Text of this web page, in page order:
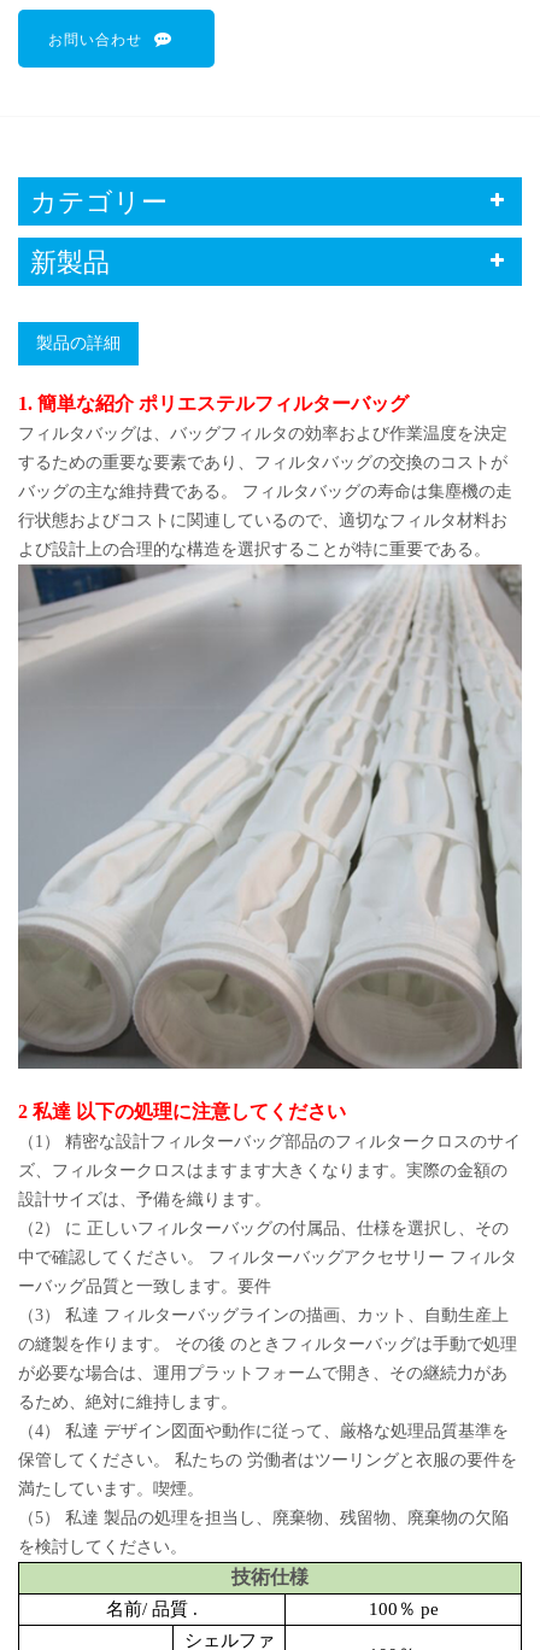
お問い合わせ
カテゴリー
新製品
製品の詳細
1. 簡単な紹介 ポリエステルフィルターバッグ
フィルタバッグは、バッグフィルタの効率および作業温度を決定
するための重要な要素であり、フィルタバッグの交換のコストが
バッグの主な維持費である。 フィルタバッグの寿命は集塵機の走
行状態およびコストに関連しているので、適切なフィルタ材料お
よび設計上の合理的な構造を選択することが特に重要である。
2 私達 以下の処理に注意してください
（1） 精密な設計フィルターバッグ部品のフィルタークロスのサイ
ズ、フィルタークロスはますます大きくなります。実際の金額の
設計サイズは、予備を織ります。
（2） に 正しいフィルターバッグの付属品、仕様を選択し、その
中で確認してください。 フィルターバッグアクセサリー フィルタ
ーバッグ品質と一致します。要件
（3） 私達 フィルターバッグラインの描画、カット、自動生産上
の縫製を作ります。 その後 のときフィルターバッグは手動で処理
が必要な場合は、運用プラットフォームで開き、その継続力があ
るため、絶対に維持します。
（4） 私達 デザイン図面や動作に従って、厳格な処理品質基準を
保管してください。 私たちの 労働者はツーリングと衣服の要件を
満たしています。喫煙。
（5） 私達 製品の処理を担当し、廃棄物、残留物、廃棄物の欠陥
を検討してください。
技術仕様
名前/ 品質 .
100％ pe
シェルファ